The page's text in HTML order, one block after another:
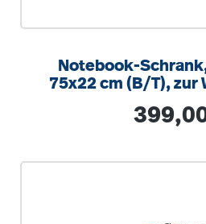
Notebook-Schrank, 60 cm
75x22 cm (B/T), zur
Regulärer